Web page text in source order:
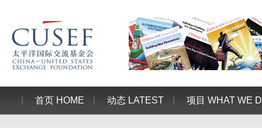
首页 HOME 动态 LATEST 项目 WHAT WE